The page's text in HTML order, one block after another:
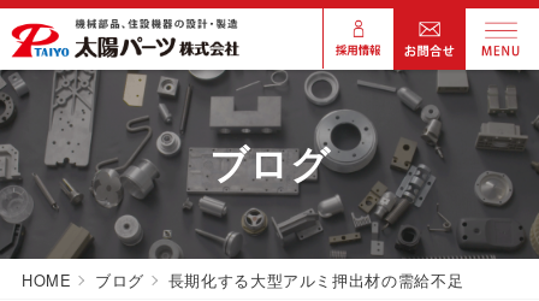
ブログ
HOME ブログ 長期化する大型アルミ押出材の需給不足